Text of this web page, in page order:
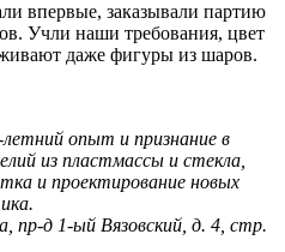
впервые, заказывали партию
Учли наши требования, цвет
даже фигуры из шаров.
опыт и признание в
из пластмассы и стекла,
и проектирование новых
, пр-д 1-ый Вязовский, д. 4, стр.